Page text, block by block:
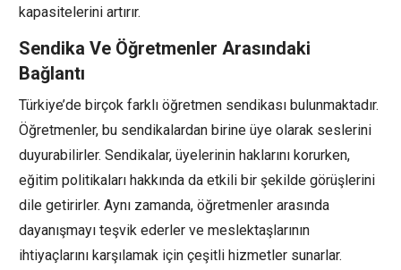
kapasitelerini artırır.
Sendika Ve Öğretmenler Arasındaki
Bağlantı
Türkiye’de birçok farklı öğretmen sendikası bulunmaktadır.
Öğretmenler, bu sendikalardan birine üye olarak seslerini
duyurabilirler. Sendikalar, üyelerinin haklarını korurken,
eğitim politikaları hakkında da etkili bir şekilde görüşlerini
dile getirirler. Aynı zamanda, öğretmenler arasında
dayanışmayı teşvik ederler ve meslektaşlarının
ihtiyaçlarını karşılamak için çeşitli hizmetler sunarlar.